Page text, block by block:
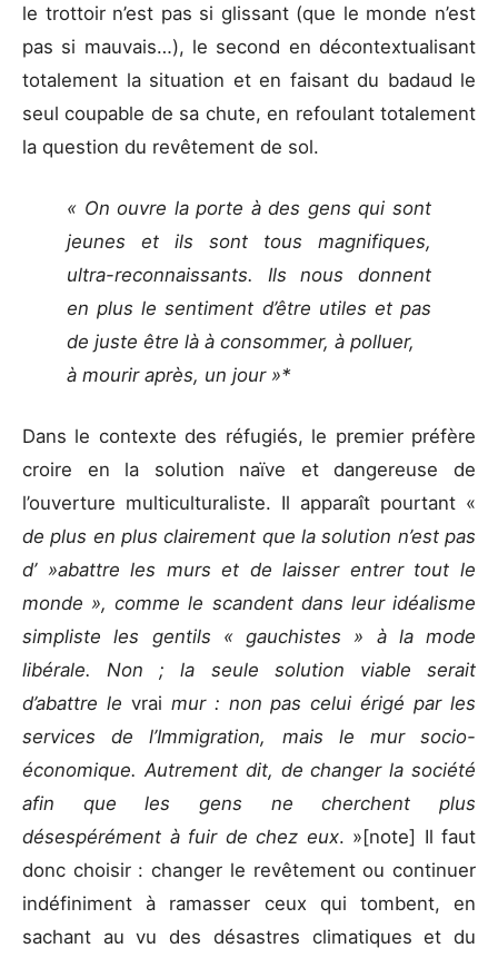
le trottoir n’est pas si glissant (que le monde n’est
pas si mauvais…), le second en décontextualisant
totalement la situation et en faisant du badaud le
seul coupable de sa chute, en refoulant totalement
la question du revêtement de sol.
« On ouvre la porte à des gens qui sont
jeunes et ils sont tous magnifiques,
ultra-reconnaissants. Ils nous donnent
en plus le sentiment d’être utiles et pas
de juste être là à consommer, à polluer,
à mourir après, un jour »*
Dans le contexte des réfugiés, le premier préfère
croire en la solution naïve et dangereuse de
l’ouverture multiculturaliste. Il apparaît pourtant «
de plus en plus clairement que la solution n’est pas
d’ »abattre les murs et de laisser entrer tout le
monde », comme le scandent dans leur idéalisme
simpliste les gentils « gauchistes » à la mode
libérale. Non ; la seule solution viable serait
d’abattre le vrai mur : non pas celui érigé par les
services de l’Immigration, mais le mur socio-
économique. Autrement dit, de changer la société
afin que les gens ne cherchent plus
désespérément à fuir de chez eux. »[note] Il faut
donc choisir : changer le revêtement ou continuer
indéfiniment à ramasser ceux qui tombent, en
sachant au vu des désastres climatiques et du